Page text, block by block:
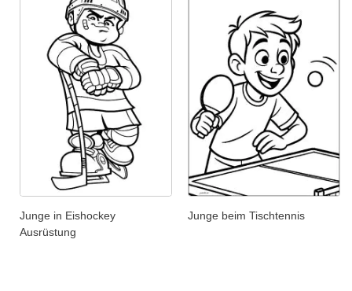
Junge in Eishockey
Ausrüstung
Junge beim Tischtennis